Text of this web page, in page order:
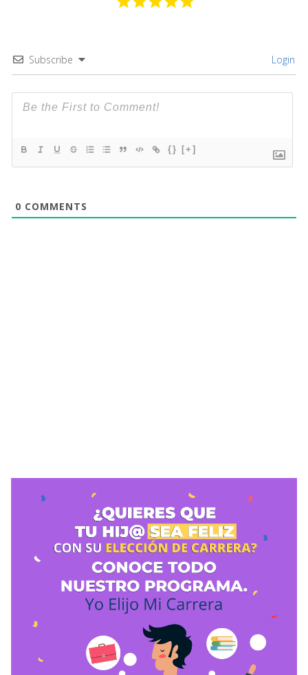
Subscribe Login
{} [+]
0 COMMENTS